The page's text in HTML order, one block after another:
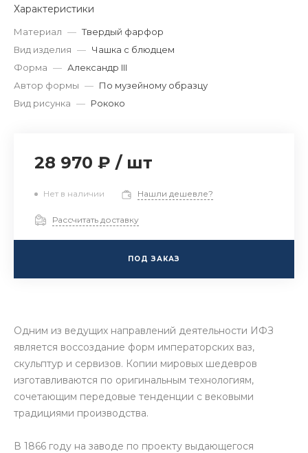
Характеристики
Материал — Твердый фарфор
Вид изделия — Чашка с блюдцем
Форма — Александр III
Автор формы — По музейному образцу
Вид рисунка — Рококо
28 970 ₽ / шт
Нет в наличии Нашли дешевле?
Рассчитать доставку
ПОД ЗАКАЗ
Одним из ведущих направлений деятельности ИФЗ
является воссоздание форм императорских ваз,
скульптур и сервизов. Копии мировых шедевров
изготавливаются по оригинальным технологиям,
сочетающим передовые тенденции с вековыми
традициями производства.
В 1866 году на заводе по проекту выдающегося